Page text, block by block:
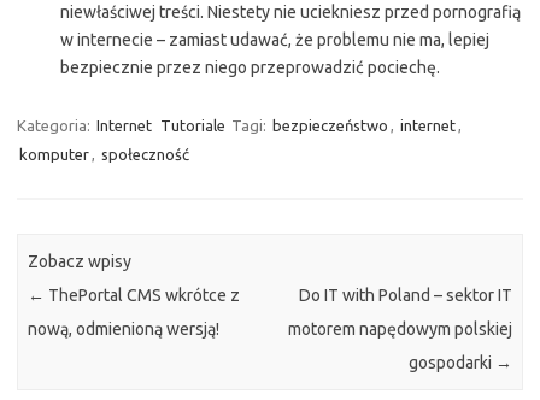
niewłaściwej treści. Niestety nie uciekniesz przed pornografią
w internecie – zamiast udawać, że problemu nie ma, lepiej
bezpiecznie przez niego przeprowadzić pociechę.
Kategoria: Internet Tutoriale Tagi: bezpieczeństwo internet
komputer
społeczność
Zobacz wpisy
← ThePortal CMS wkrótce z
nową, odmienioną wersją!
Do IT with Poland – sektor IT
motorem napędowym polskiej
gospodarki →